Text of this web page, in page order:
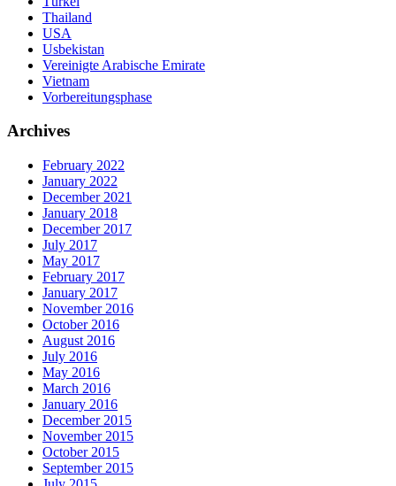
Thailand
USA
Usbekistan
Vereinigte Arabische Emirate
Vietnam
Vorbereitungsphase
Archives
February 2022
January 2022
December 2021
January 2018
December 2017
July 2017
May 2017
February 2017
January 2017
November 2016
October 2016
August 2016
July 2016
May 2016
March 2016
January 2016
December 2015
November 2015
October 2015
September 2015